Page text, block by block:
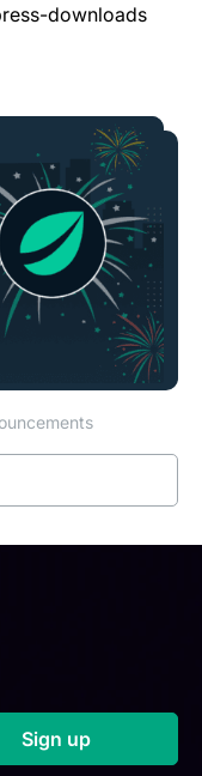
downloads
of Innovation and
Sign up(opens in a